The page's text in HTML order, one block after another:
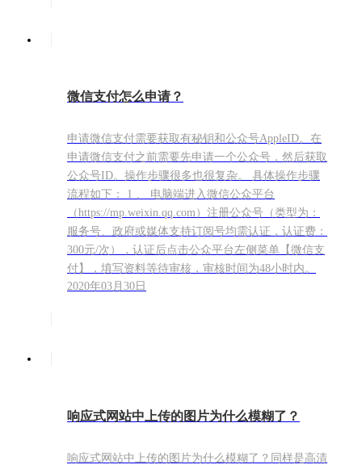
微信支付怎么申请？
申请微信支付需要获取有秘钥和公众号AppleID。在
申请微信支付之前需要先申请一个公众号，然后获取
公众号ID。操作步骤很多也很复杂。 具体操作步骤
流程如下： 1 、 电脑端进入微信公众平台
（https://mp.weixin.qq.com）注册公众号（类型为：
服务号、政府或媒体支持订阅号均需认证，认证费：
300元/次），认证后点击公众平台左侧菜单【微信支
付】，填写资料等待审核，审核时间为48小时内。
2020年03月30日
响应式网站中上传的图片为什么模糊了？
响应式网站中上传的图片为什么模糊了？同样是高清